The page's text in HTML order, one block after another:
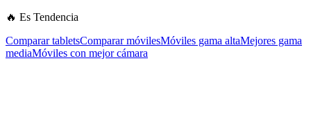
🔥 Es Tendencia
Comparar tabletsComparar móvilesMóviles gama altaMejores gama
mediaMóviles con mejor cámara